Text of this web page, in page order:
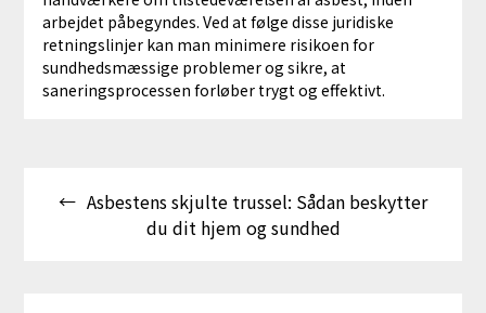
arbejdet påbegyndes. Ved at følge disse juridiske
retningslinjer kan man minimere risikoen for
sundhedsmæssige problemer og sikre, at
saneringsprocessen forløber trygt og effektivt.
Asbestens skjulte trussel: Sådan beskytter
du dit hjem og sundhed